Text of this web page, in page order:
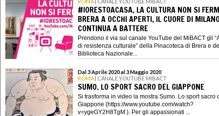
ROMA | CANALE YOUTUBE MIBACT
#IORESTOACASA, LA CULTURA NON SI
BRERA A OCCHI APERTI, IL CUORE DI
CONTINUA A BATTERE
Prendono il via sul canale YouTube del MiBACT gli
di resistenza culturale” della Pinacoteca di Brera e
Biblioteca Nazionale...
Dal 3 Aprile 2020 al 3 Maggio 2020
ROMA | CANALE YOUTUBE MIBACT
SUMO. LO SPORT SACRO DEL GIAPPONE
Si trasforma in video la mostra Sumo. Lo sport sacro
Giappone (https://www.youtube.com/watch?
v=ygeGY2H8TgM ). Per gli appassionati ...